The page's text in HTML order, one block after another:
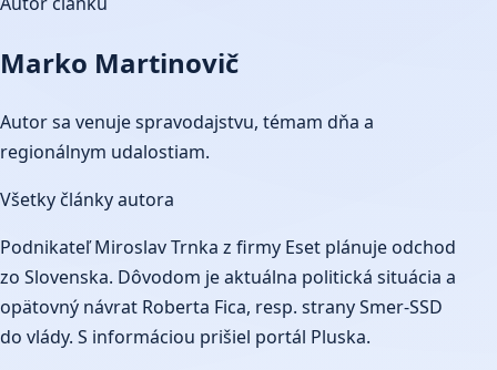
Marko Martinovič
Autor sa venuje spravodajstvu, témam dňa a
regionálnym udalostiam.
Všetky články autora
Podnikateľ Miroslav Trnka z firmy Eset plánuje odchod
zo Slovenska. Dôvodom je aktuálna politická situácia a
opätovný návrat Roberta Fica, resp. strany Smer-SSD
do vlády. S informáciou prišiel portál Pluska.